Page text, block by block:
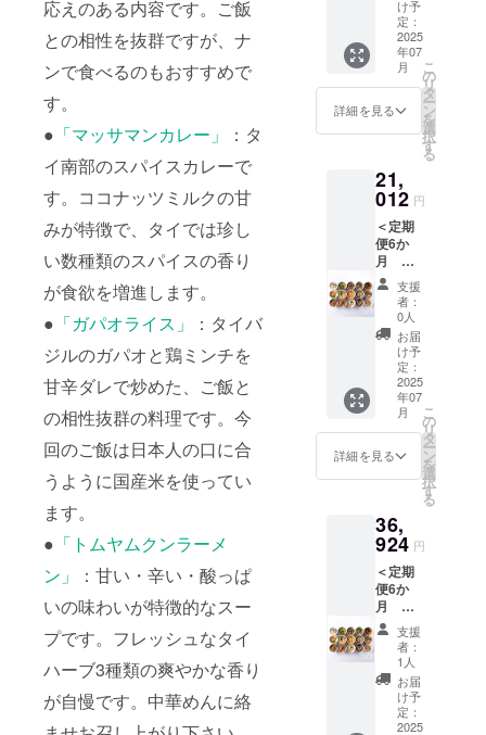
応えのある内容です。ご飯
との相性を抜群ですが、ナ
ンで食べるのもおすすめで
す。
● 「マッサマンカレー」
：タ
イ南部のスパイスカレーで
す。ココナッツミルクの甘
みが特徴で、タイでは珍し
い数種類のスパイスの香り
が食欲を増進します。
● 「ガパオライス」
：タイバ
ジルのガパオと鶏ミンチを
甘辛ダレで炒めた、ご飯と
の相性抜群の料理です。今
回のご飯は日本人の口に合
うように国産米を使ってい
ます。
● 「トムヤムクンラーメ
ン」
：甘い・辛い・酸っぱ
いの味わいが特徴的なスー
プです。フレッシュなタイ
ハーブ3種類の爽やかな香り
が自慢です。中華めんに絡
al.co.jp
） ※原
材料及
び添加
物等の
食品表
示はお
届け商
ベルに
表記さ
れま
す。 商
品開封
前には
必ずお
届けの
リター
ンに貼
付され
たラベ
ルや注
意書き
をご確
認くだ
さい。
なべ ・
山椒香
る牛と
ときた
まご ※
種類は
変わる
があり
ます。
※クラフ
トスー
プの原
材料
は、HP
をご確
認くだ
さいま
せ
（https:
//www.c
hantme
al.co.jp
） ※原
材料及
び添加
物等の
示はお
届け商
品のラ
ベルに
表記さ
れま
す。 商
品開封
前には
必ずお
届けの
リター
ンに貼
イユ ＜
クラフ
トスー
プC＞
・10種
生姜の
彩り椀
カレー
煮込み
・鶏団
子とニ
ラのス
タミナ
なべ ・
山椒香
る牛と
ときた
まご 新
作の冷
製スー
プ、ア
ジアシ
とクラ
フト
A・B・
Cのいず
れか１
つのを3
か月に
渡って
毎月4個
お送り
しま
す。 通
常価格
より5％
引きに
ン ・チ
キンフ
リカッ
セク
リーム
チュー
＜クラ
＞ ・10
種野菜
と生姜
の彩り
椀 ・鯛
の和風
アクア
パッツ
ア ・魚
介のブ
イヤ
ベース
・8種野
菜のラ
タトュ
クラフ
トスー
野菜と
生姜の
彩り椀
・京風
牛すじ
カレー
煮込み
・鶏団
子とニ
ラのス
タミナ
なべ ・
クラフ
トスー
プはA・
B・Cを
順に送
りま
す。万
送って
欲しい
などの
個別要
望があ
る方
は、備
考欄に
ご記入
下さ
い。 ＜
クラフ
トスー
プA＞
・10種
生姜の
彩り椀
のク
リーム
煮 ・ク
レーム
ドゥ
シャン
ピニオ
ン ・チ
キンフ
リカッ
セク
リーム
がお届
けする
商品の
ほとん
どが網
羅出来
るコー
の15％
引きに
なって
おり、
大変お
得で
す。 ・
とうも
ろこし
・京人
参 ・紅
はるか
の濃厚
ポター
ジュ ・
トマト
のガス
カレー
・マッ
サマン
カレー
・トム
ヤムク
ンラー
メン ・
ガパオ
ライス
クラフ
トスー
セット6
個＞ ・
里芋と
チーズ
のカ
レー ・
丹波地
鶏と山
レー ・
京都産
ハバネ
ロカ
レー ・
京風牛
すじカ
レー ・
グリー
ンカ
レー ・
マッサ
マンカ
レー 新
作のカ
レー2種
を含
CHANT
のカ
レー
スープ
を6か月
に渡っ
て毎月6
個お送
りしま
す。 通
常価格
より
15％引
け予
定：
2025
年07
月
詳細を見る
こ
の
リ
タ
ー
ン
を
選
択
す
る
21,
012 円
＜定期
便6か
月
CHANT
MEAL
クラフ
トスー
プ A ・
B・
C（各4
個）＞
以下の
クラフ
トスー
プの
セット
B・C）
を6か月
に渡っ
てお送
りしま
す。 通
常価格
より
15％引
きに
なった
大変お
得な
支援
者：
0人
お届
け予
定：
2025
年07
月
詳細を見る
こ
の
リ
タ
ー
ン
を
選
択
す
る
36,
924 円
＜定期
便6か
月
CHANT
MEAL
クラフ
トスー
プ A ・
B・
C（各8
支援
者：
1人
お届
け予
定：
2025